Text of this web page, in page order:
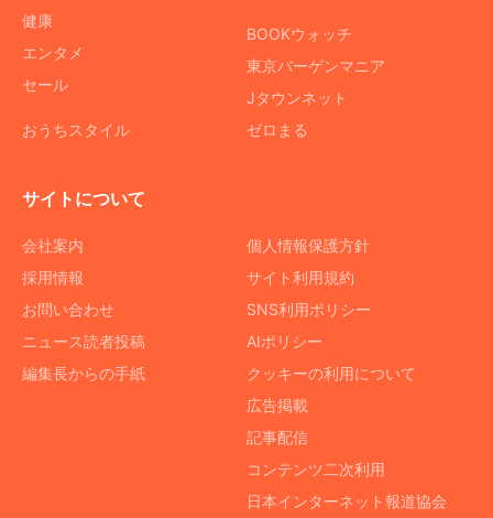
健康
エンタメ
セール
おうちスタイル
BOOKウォッチ
東京バーゲンマニア
Jタウンネット
ゼロまる
サイトについて
会社案内
採用情報
お問い合わせ
ニュース読者投稿
編集長からの手紙
個人情報保護方針
サイト利用規約
SNS利用ポリシー
AIポリシー
クッキーの利用について
広告掲載
記事配信
コンテンツ二次利用
日本インターネット報道協会